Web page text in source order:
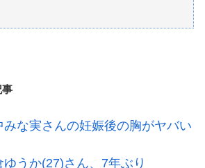
事
みな実さんの妊娠後の胸がヤバい
ゆうか(27)さん、7年ぶり